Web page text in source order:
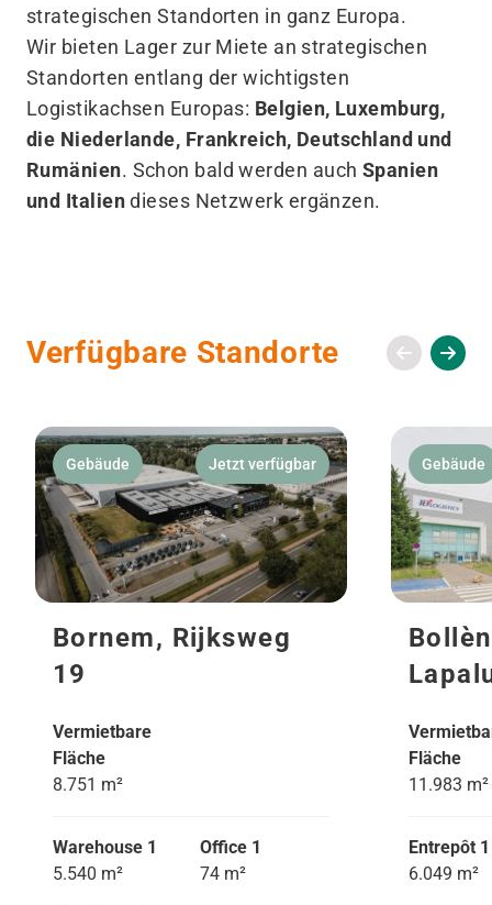
strategischen Standorten in ganz Europa.
Wir bieten Lager zur Miete an strategischen
Standorten entlang der wichtigsten
Logistikachsen Europas: Belgien, Luxemburg,
die Niederlande, Frankreich, Deutschland und
Rumänien. Schon bald werden auch Spanien
und Italiendieses Netzwerk ergänzen.
Verfügbare Standorte
Gebäude Jetzt verfügbar
Bornem, Rijksweg
19
Vermietbare
Fläche
8.751 m²
Warehouse 1
5.540 m²
Office 1
74 m²
Gebäude
Fläche
11.983 m²
Entrepôt 1
6.049 m²